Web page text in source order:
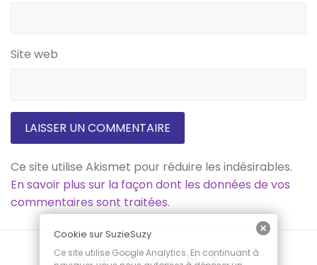
Site web
Ce site utilise Akismet pour réduire les indésirables.
En savoir plus sur la façon dont les données de vos
commentaires sont traitées.
Cookie sur SuzieSuzy
Ce site utilise Google Analytics. En continuant à